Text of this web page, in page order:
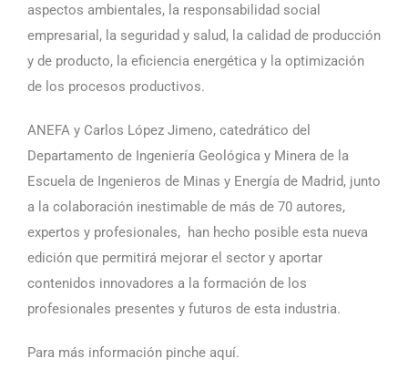
aspectos ambientales, la responsabilidad social
empresarial, la seguridad y salud, la calidad de producción
y de producto, la eficiencia energética y la optimización
de los procesos productivos.
ANEFA y Carlos López Jimeno, catedrático del
Departamento de Ingeniería Geológica y Minera de la
Escuela de Ingenieros de Minas y Energía de Madrid, junto
a la colaboración inestimable de más de 70 autores,
expertos y profesionales, han hecho posible esta nueva
edición que permitirá mejorar el sector y aportar
contenidos innovadores a la formación de los
profesionales presentes y futuros de esta industria.
Para más información pinche aquí.